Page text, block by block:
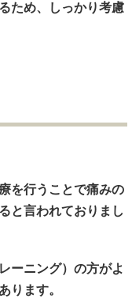
ため、しっかり考慮
を行うことで痛みの
と言われておりまし
ーニング）の方がよ
ります。